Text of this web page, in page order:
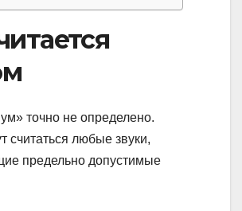
точно не определено.
считаться любые звуки,
предельно допустимые